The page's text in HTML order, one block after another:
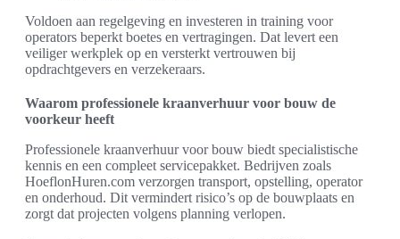
Voldoen aan regelgeving en investeren in training voor
operators beperkt boetes en vertragingen. Dat levert een
veiliger werkplek op en versterkt vertrouwen bij
opdrachtgevers en verzekeraars.
Waarom professionele kraanverhuur voor bouw de
voorkeur heeft
Professionele kraanverhuur voor bouw biedt specialistische
kennis en een compleet servicepakket. Bedrijven zoals
HoeflonHuren.com verzorgen transport, opstelling, operator
en onderhoud. Dit vermindert risico’s op de bouwplaats en
zorgt dat projecten volgens planning verlopen.